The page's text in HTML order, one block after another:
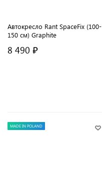
Автокресло Rant SpaceFix (100-
150 см) Graphite
8 490 ₽
MADE IN POLAND